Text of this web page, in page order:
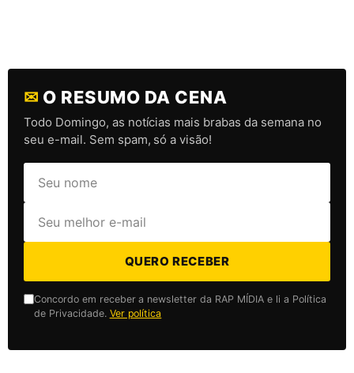
✉ O RESUMO DA CENA
Todo Domingo, as notícias mais brabas da semana no
seu e-mail. Sem spam, só a visão!
QUERO RECEBER
Concordo em receber a newsletter da RAP MÍDIA e li a Política
de Privacidade. Ver política